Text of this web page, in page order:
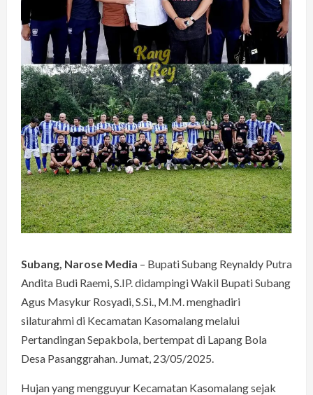
Subang, Narose Media – Bupati Subang Reynaldy Putra
Andita Budi Raemi, S.IP. didampingi Wakil Bupati Subang
Agus Masykur Rosyadi, S.Si., M.M. menghadiri
silaturahmi di Kecamatan Kasomalang melalui
Pertandingan Sepakbola, bertempat di Lapang Bola
Desa Pasanggrahan. Jumat, 23/05/2025.
Hujan yang mengguyur Kecamatan Kasomalang sejak